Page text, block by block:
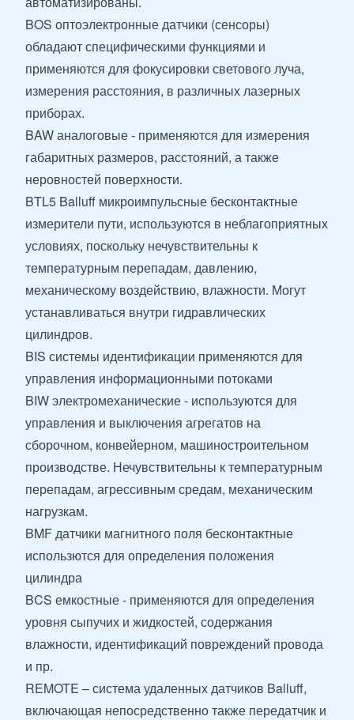
BOS оптоэлектронные датчики (сенсоры)
обладают специфическими функциями и
применяются для фокусировки светового луча,
измерения расстояния, в различных лазерных
приборах.
BAW аналоговые - применяются для измерения
габаритных размеров, расстояний, а также
неровностей поверхности.
BTL5 Balluff микроимпульсные бесконтактные
измерители пути, используются в неблагоприятных
условиях, поскольку нечувствительны к
температурным перепадам, давлению,
механическому воздействию, влажности. Могут
устанавливаться внутри гидравлических
цилиндров.
BIS системы идентификации применяются для
управления информационными потоками
BIW электромеханические - используются для
управления и выключения агрегатов на
сборочном, конвейерном, машиностроительном
производстве. Нечувствительны к температурным
перепадам, агрессивным средам, механическим
нагрузкам.
BMF датчики магнитного поля бесконтактные
использются для определения положения
цилиндра
BCS емкостные - применяются для определения
уровня сыпучих и жидкостей, содержания
влажности, идентификаций повреждений провода
и пр.
REMOTE – система удаленных датчиков Balluff,
включающая непосредственно также передатчик и